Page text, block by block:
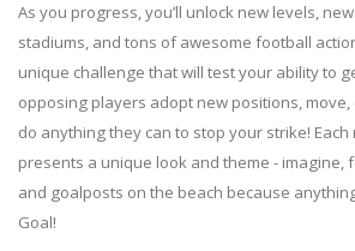
As you progress, you’ll unlock new levels,
stadiums, and tons of awesome football
unique challenge that will test your ability to
opposing players adopt new positions,
do anything they can to stop your strike!
presents a unique look and theme - imagine,
and goalposts on the beach because
Goal!